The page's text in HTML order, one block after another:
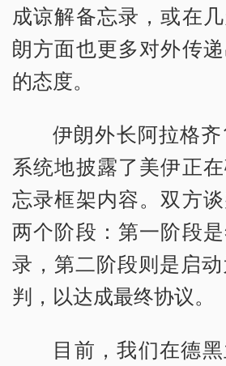
a
l
w
d
o
w
.
成谅解备忘录，或在
朗方面也更多对外传
的态度。
伊朗外长阿拉格
系统地披露了美伊正
忘录框架内容。双方
两个阶段：第一阶段
录，第二阶段则是启
判，以达成最终协议。
目前，我们在德